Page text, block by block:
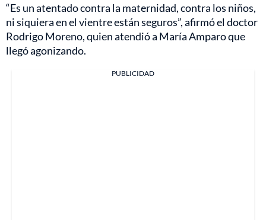
“Es un atentado contra la maternidad, contra los niños,
ni siquiera en el vientre están seguros”, afirmó el doctor
Rodrigo Moreno, quien atendió a María Amparo que
llegó agonizando.
PUBLICIDAD